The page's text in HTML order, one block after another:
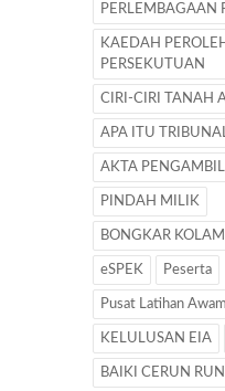
PERLEMBAGAAN
KAEDAH
PERSEKUTUAN
CIRI-CIRI TANAH
APA ITU TRIBUNAL
AKTA
PINDAH MILIK
BONGKAR
eSPEK Peserta
Pusat Latihan
KELULUSAN EIA
BAIKI CERUN